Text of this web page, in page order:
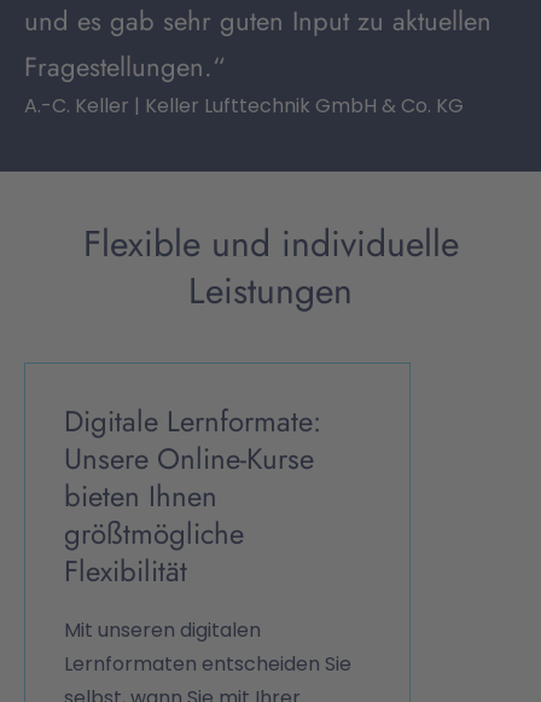
und es gab sehr guten Input zu aktuellen
Fragestellungen.“
A.-C. Keller | Keller Lufttechnik GmbH & Co. KG
Flexible und individuelle
Leistungen
Digitale Lernformate:
Unsere Online-Kurse
bieten Ihnen
größtmögliche
Flexibilität
Mit unseren digitalen
Lernformaten entscheiden Sie